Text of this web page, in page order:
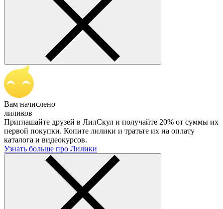
Вам начислено
лиликов
Приглашайте друзей в ЛилСкул и получайте 20% от суммы их
первой покупки. Копите лилики и тратьте их на оплату
каталога и видеокурсов.
Узнать больше про Лилики